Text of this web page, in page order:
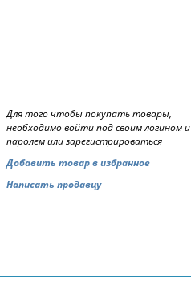
Для того чтобы покупать товары,
необходимо войти под своим логином и
паролем или зарегистрироваться
Добавить товар в избранное
Написать продавцу